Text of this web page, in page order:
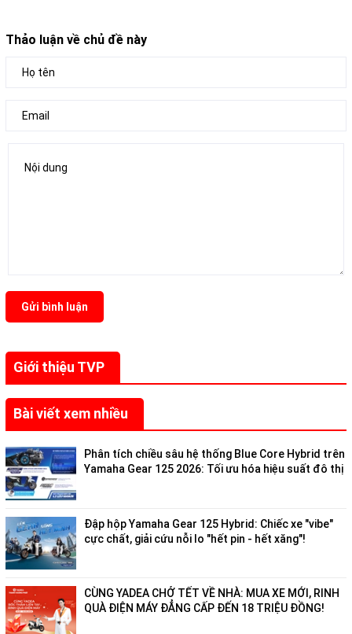
Giới thiệu TVP
Bài viết xem nhiều
Phân tích chiều sâu hệ thống Blue Core Hybrid trên
Yamaha Gear 125 2026: Tối ưu hóa hiệu suất đô thị
Đập hộp Yamaha Gear 125 Hybrid: Chiếc xe "vibe"
cực chất, giải cứu nỗi lo "hết pin - hết xăng"!
CÙNG YADEA CHỞ TẾT VỀ NHÀ: MUA XE MỚI, RINH
QUÀ ĐIỆN MÁY ĐẲNG CẤP ĐẾN 18 TRIỆU ĐỒNG!
Thảo luận về chủ đề này
Gửi bình luận